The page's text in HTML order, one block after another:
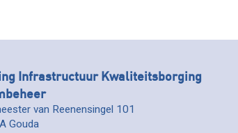
Infrastructuur Kwaliteitsborging
van Reenensingel 101
Gouda